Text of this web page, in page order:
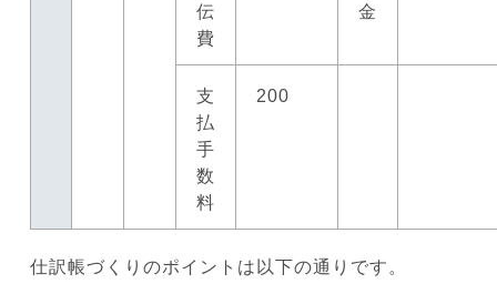
伝
費
金
支
払
手
数
料
200
仕訳帳づくりのポイントは以下の通りです。